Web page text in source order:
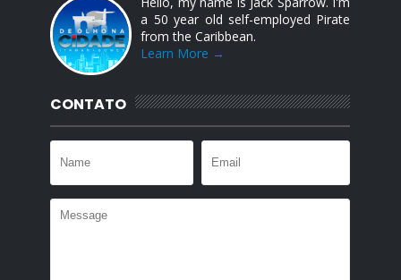
a 50 year old self-employed Pirate
from the Caribbean.
Learn More →
CONTATO